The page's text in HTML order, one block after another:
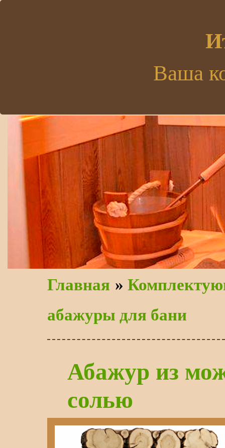
Главная »
абажуры для бани
Абажур из
солью
Ваша